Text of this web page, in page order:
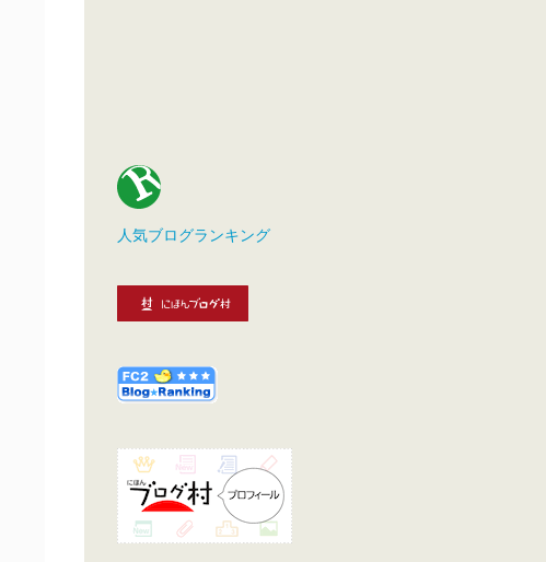
人気ブログランキング